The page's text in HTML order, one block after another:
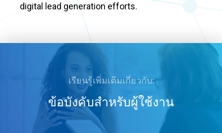
digital lead generation efforts.
เรียนรู้เพิ่มเติมเกี่ยวกับ:
ข้อบังคับสำหรับผู้ใช้งาน